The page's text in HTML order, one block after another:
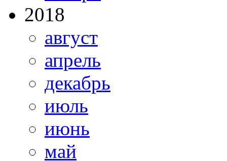
2018
август
апрель
декабрь
июль
июнь
май